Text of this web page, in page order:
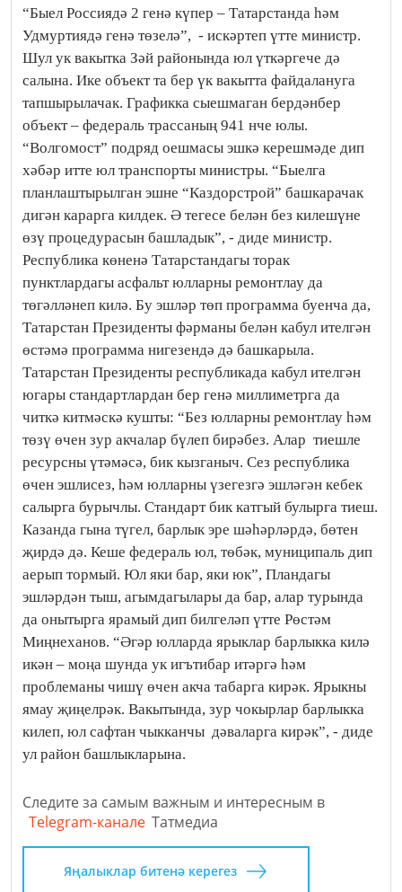
“Быел Россиядә 2 генә күпер – Татарстанда һәм
Удмуртиядә генә төзелә”, - искәртеп үтте министр.
Шул ук вакытка Зәй районында юл үткәргече дә
салына. Ике объект та бер үк вакытта файдалануга
тапшырылачак. Графикка сыешмаган бердәнбер
объект – федераль трассаның 941 нче юлы.
“Волгомост” подряд оешмасы эшкә керешмәде дип
хәбәр итте юл транспорты министры. “Быелга
планлаштырылган эшне “Каздорстрой” башкарачак
дигән карарга килдек. Ә тегесе белән без килешүне
өзү процедурасын башладык”, - диде министр.
Республика көненә Татарстандагы торак
пунктлардагы асфальт юлларны ремонтлау да
төгәлләнеп килә. Бу эшләр төп программа буенча да,
Татарстан Президенты фәрманы белән кабул ителгән
өстәмә программа нигезендә дә башкарыла.
Татарстан Президенты республикада кабул ителгән
югары стандартлардан бер генә миллиметрга да
читкә китмәскә кушты: “Без юлларны ремонтлау һәм
төзү өчен зур акчалар бүлеп бирәбез. Алар тиешле
ресурсны үтәмәсә, бик кызганыч. Сез республика
өчен эшлисез, һәм юлларны үзегезгә эшләгән кебек
салырга бурычлы. Стандарт бик катгый булырга тиеш.
Казанда гына түгел, барлык эре шәһәрләрдә, бөтен
җирдә дә. Кеше федераль юл, төбәк, муниципаль дип
аерып тормый. Юл яки бар, яки юк”, Пландагы
эшләрдән тыш, агымдагылары да бар, алар турында
да онытырга ярамый дип билгеләп үтте Рөстәм
Миңнеханов. “Әгәр юлларда ярыклар барлыкка килә
икән – моңа шунда ук игътибар итәргә һәм
проблеманы чишү өчен акча табарга кирәк. Ярыкны
ямау җиңелрәк. Вакытында, зур чокырлар барлыкка
килеп, юл сафтан чыкканчы дәваларга кирәк”, - диде
ул район башлыкларына.
Следите за самым важным и интересным в
Telegram-канале Татмедиа
Яңалыклар битенә керегез